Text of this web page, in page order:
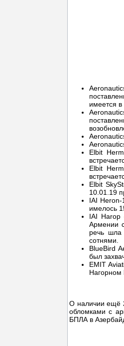
имеется
Elbit
Elbit
Elbit
10.01.19
IAI
имелось
IAI Harop
Армении
речь шла
сотнями.
BlueBird
был
EMIT
Нагорном
О наличии ещё
обломками с
БПЛА в